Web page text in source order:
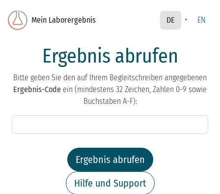
Mein Laborergebnis DE · EN
Ergebnis abrufen
Bitte geben Sie den auf Ihrem Begleitschreiben angegebenen
Ergebnis-Code ein (mindestens 32 Zeichen, Zahlen 0-9 sowie
Buchstaben A-F):
Ergebnis abrufen
Hilfe und Support